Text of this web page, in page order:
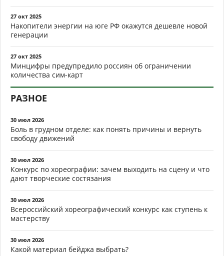
27 окт 2025
Накопители энергии на юге РФ окажутся дешевле новой
генерации
27 окт 2025
Минцифры предупредило россиян об ограничении
количества сим-карт
РАЗНОЕ
30 июл 2026
Боль в грудном отделе: как понять причины и вернуть
свободу движений
30 июл 2026
Конкурс по хореографии: зачем выходить на сцену и что
дают творческие состязания
30 июл 2026
Всероссийский хореографический конкурс как ступень к
мастерству
30 июл 2026
Какой материал бейджа выбрать?